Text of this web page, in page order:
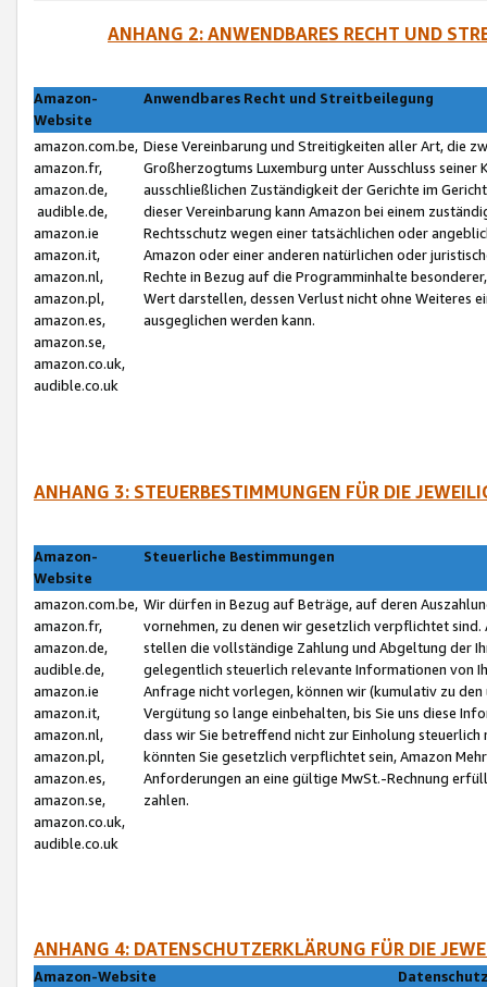
ANHANG 2: ANWENDBARES RECHT UND
Amazon-
Website
Anwendbares Recht und Streitbeilegung
amazon.com.be,
amazon.fr,
amazon.de,
audible.de,
amazon.ie
amazon.it,
amazon.nl,
amazon.pl,
amazon.es,
amazon.se,
amazon.co.uk,
audible.co.uk
Diese Vereinbarung und Streitigkeiten aller Art, die
Großherzogtums Luxemburg unter Ausschluss
ausschließlichen Zuständigkeit der Gerichte im
dieser Vereinbarung kann Amazon bei einem
Rechtsschutz wegen einer tatsächlichen oder
Amazon oder einer anderen natürlichen oder
Rechte in Bezug auf die Programminhalte
Wert darstellen, dessen Verlust nicht ohne Weiteres
ausgeglichen werden kann.
ANHANG 3: STEUERBESTIMMUNGEN FÜR DIE
Amazon-
Website
Steuerliche Bestimmungen
amazon.com.be,
amazon.fr,
amazon.de,
audible.de,
amazon.ie
amazon.it,
amazon.nl,
amazon.pl,
amazon.es,
amazon.se,
amazon.co.uk,
audible.co.uk
Wir dürfen in Bezug auf Beträge, auf deren
vornehmen, zu denen wir gesetzlich verpflichtet
stellen die vollständige Zahlung und Abgeltung der
gelegentlich steuerlich relevante Informationen von
Anfrage nicht vorlegen, können wir (kumulativ zu
Vergütung so lange einbehalten, bis Sie uns diese
dass wir Sie betreffend nicht zur Einholung
könnten Sie gesetzlich verpflichtet sein, Amazon
Anforderungen an eine gültige MwSt.-Rechnung
zahlen.
ANHANG 4: DATENSCHUTZERKLÄRUNG FÜR DIE
Amazon-Website